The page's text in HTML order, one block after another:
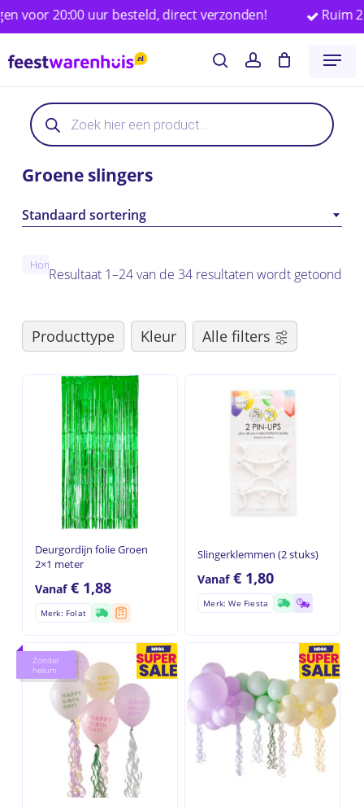
Skip
to
main
20:00 uur besteld, direct verzonden! Ruim
Producten
zoeken
searchaccount
Menu
Winkelwagen Close
Producten
zoeken
Groene slingers
Standaard sortering
Resultaat 1–24 van de 34 resultaten wordt getoond
Home Groene slingers
Producttype Kleur Alle filters
Deurgordijn folie Groen
2×1 meter
Vanaf€ 1,88
Merk: Folat
Slingerklemmen (2 stuks)
Vanaf€ 1,80
Merk: We Fiesta
Zonder
helium